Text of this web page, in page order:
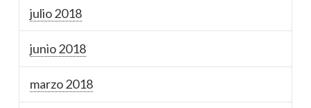
julio 2018
junio 2018
marzo 2018